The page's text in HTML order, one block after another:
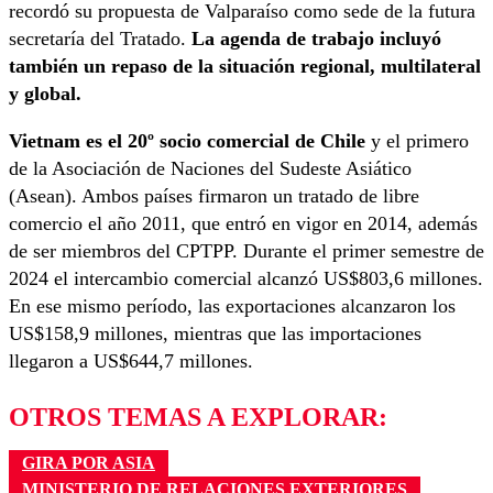
recordó su propuesta de Valparaíso como sede de la futura
secretaría del Tratado. La agenda de trabajo incluyó
también un repaso de la situación regional, multilateral
y global.
Vietnam es el 20º socio comercial de Chile y el primero
de la Asociación de Naciones del Sudeste Asiático
(Asean). Ambos países firmaron un tratado de libre
comercio el año 2011, que entró en vigor en 2014, además
de ser miembros del CPTPP. Durante el primer semestre de
2024 el intercambio comercial alcanzó US$803,6 millones.
En ese mismo período, las exportaciones alcanzaron los
US$158,9 millones, mientras que las importaciones
llegaron a US$644,7 millones.
OTROS TEMAS A EXPLORAR:
GIRA POR ASIA